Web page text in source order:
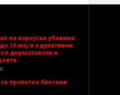
на корејска убавина
10 мај и едукативни
дерматолози и
пролетен блескав